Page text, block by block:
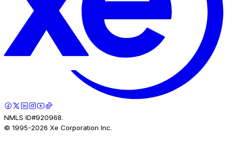
NMLS ID#920968.
© 1995-2026 Xe Corporation Inc.